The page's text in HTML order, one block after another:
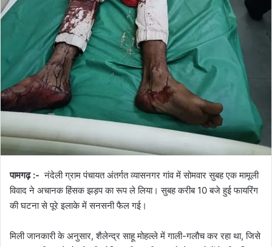
पामगढ़ :- नंदेली ग्राम पंचायत अंतर्गत व्यासनगर गांव में सोमवार सुबह एक मामूली
विवाद ने अचानक हिंसक झड़प का रूप ले लिया। सुबह करीब 10 बजे हुई फायरिंग
की घटना से पूरे इलाके में सनसनी फैल गई।
मिली जानकारी के अनुसार, शैलेन्द्र साहू मोहल्ले में गाली-गलौच कर रहा था, जिसे